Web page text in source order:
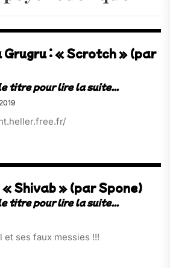
Grugru : « Scrotch » (par
« Shivab » (par Spone)
et ses faux messies !!!